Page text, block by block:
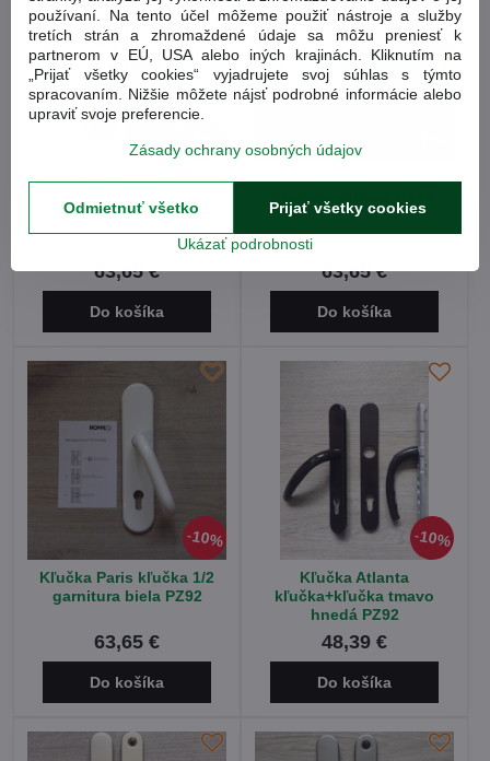
10%
Posledný kus
Kľučka Paris
63,65 €
Do košíka
Kľučka Paris kľučka 1/2
garnitura bronz PZ92
63,65 €
Do košíka
10%
Kľučka Paris kľučka 1/2
garnitura biela PZ92
63,65 €
Do košíka
10%
Kľučka Atlanta
kľučka+kľučka tmavo
hnedá PZ92
48,39 €
Do košíka
používaní. Na tento účel môžeme použiť nástroje a služby
tretích strán a zhromaždené údaje sa môžu preniesť k
partnerom v EÚ, USA alebo iných krajinách. Kliknutím na
„Prijať všetky cookies“ vyjadrujete svoj súhlas s týmto
spracovaním. Nižšie môžete nájsť podrobné informácie alebo
upraviť svoje preferencie.
Zásady ochrany osobných údajov
Ukázať podrobnosti
Prijať všetky cookies
Odmietnuť všetko